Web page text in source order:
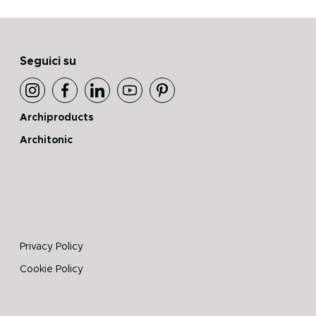
Seguici su
Archiproducts
Architonic
Privacy Policy
Cookie Policy